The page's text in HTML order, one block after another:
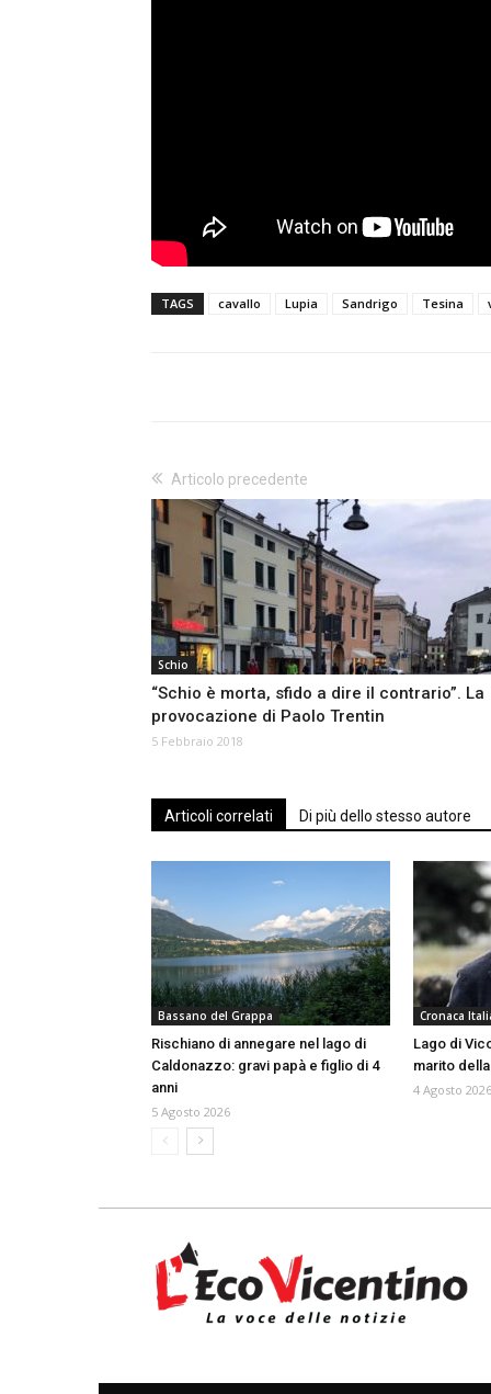
TAGS cavallo Lupia Sandrigo Tesina
Articolo precedente
Schio
“Schio è morta, sfido a dire il contrario”. La
provocazione di Paolo Trentin
5 Febbraio 2018
Articoli correlati Di più dello stesso autore
Bassano del Grappa
Rischiano di annegare nel lago di
Caldonazzo: gravi papà e figlio di 4
anni
5 Agosto 2026
Cronaca
Lago di
marito
4 Agosto 2026